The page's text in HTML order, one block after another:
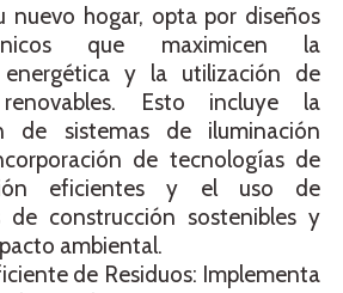
nuevo hogar, opta por diseños
que maximicen la
energética y la utilización de
renovables. Esto incluye la
de sistemas de iluminación
de tecnologías de
eficientes y el uso de
de construcción sostenibles y
ambiental.
de Residuos: Implementa